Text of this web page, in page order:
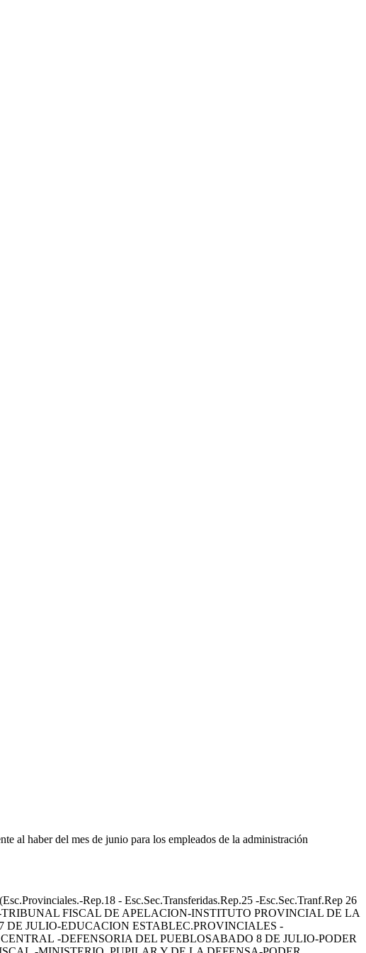
al haber del mes de junio para los empleados de la administración
Rep.18 - Esc.Sec.Transferidas.Rep.25 -Esc.Sec.Tranf.Rep 26
TRIBUNAL FISCAL DE APELACION-INSTITUTO PROVINCIAL DE LA
JULIO-EDUCACION ESTABLEC.PROVINCIALES -
CENTRAL -DEFENSORIA DEL PUEBLOSABADO 8 DE JULIO-PODER